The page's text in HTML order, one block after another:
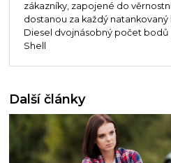
zákazníky, zapojené do
dostanou za každý
Diesel dvojnásobný počet bodů
Shell
Další články